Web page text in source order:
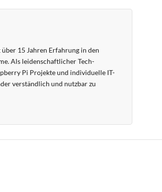
15 Jahren Erfahrung in den
Als leidenschaftlicher Tech-
Pi Projekte und individuelle IT-
verständlich und nutzbar zu